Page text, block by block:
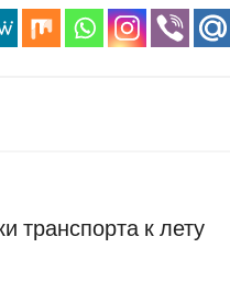
транспорта к лету